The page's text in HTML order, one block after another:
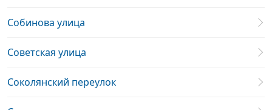
Собинова улица
Советская улица
Соколянский переулок